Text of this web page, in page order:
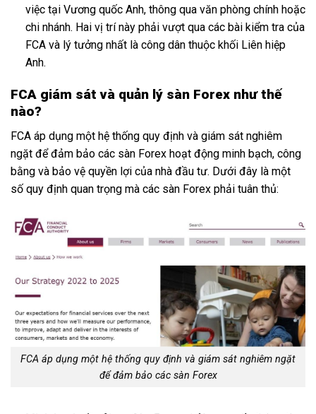
việc tại Vương quốc Anh, thông qua văn phòng chính hoặc
chi nhánh. Hai vị trí này phải vượt qua các bài kiểm tra của
FCA và lý tưởng nhất là công dân thuộc khối Liên hiệp
Anh.
FCA giám sát và quản lý sàn Forex như thế
nào?
FCA áp dụng một hệ thống quy định và giám sát nghiêm
ngặt để đảm bảo các sàn Forex hoạt động minh bạch, công
bằng và bảo vệ quyền lợi của nhà đầu tư. Dưới đây là một
số quy định quan trọng mà các sàn Forex phải tuân thủ:
FCA áp dụng một hệ thống quy định và giám sát nghiêm ngặt
để đảm bảo các sàn Forex